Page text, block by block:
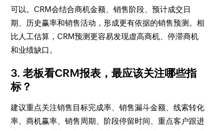
可以。CRM会结合商机金额、销售阶段、预计成交日
期、历史赢率和销售活动，形成更有依据的销售预测。相
比人工估算，CRM预测更容易发现虚高商机、停滞商机
和业绩缺口。
3. 老板看CRM报表，最应该关注哪些指
标？
建议重点关注销售目标完成率、销售漏斗金额、线索转化
率、商机赢率、销售周期、阶段停留时间、重点客户跟进